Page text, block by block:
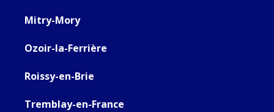
Mitry-Mory
Ozoir-la-Ferrière
Roissy-en-Brie
Tremblay-en-France